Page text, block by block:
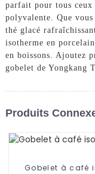
parfait pour tous
polyvalente. Que
thé glacé
isotherme en
en boissons. Ajoutez
gobelet de Yongkang
Produits
Gobelet à café